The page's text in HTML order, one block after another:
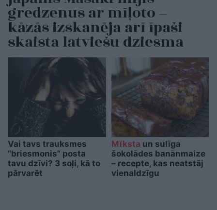
gredzenus ar mīļoto –
kāzās izskanēja arī īpaši
skaista latviešu dziesma
Vai tavs trauksmes
“briesmonis” posta
tavu dzīvi? 3 soļi, kā to
pārvarēt
Mīksta un sulīga
šokolādes banānmaize
– recepte, kas neatstāj
vienaldzīgu